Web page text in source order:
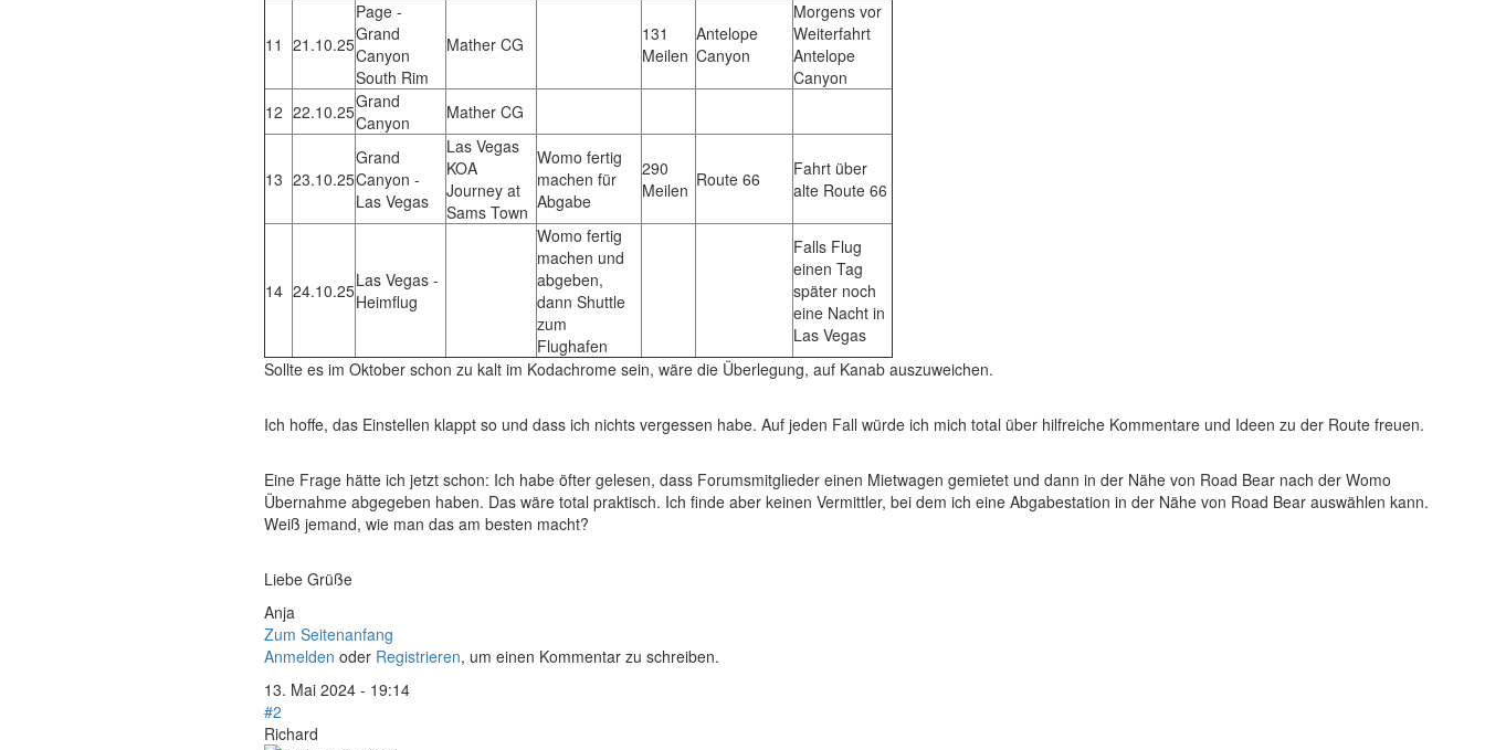
11 21.10.25
Page -
Grand
Canyon
South Rim
Mather CG
131
Meilen
Antelope
Canyon
Morgens vor
Weiterfahrt
Antelope
Canyon
12 22.10.25Grand
Canyon
Mather CG
13 23.10.25
Grand
Canyon -
Las Vegas
Las Vegas
KOA
Journey at
Sams Town
Womo fertig
machen für
Abgabe
290
Meilen Route 66
Fahrt über
alte Route 66
14 24.10.25Las Vegas -
Heimflug
Womo fertig
machen und
abgeben,
dann Shuttle
zum
Flughafen
Falls Flug
einen Tag
später noch
eine Nacht in
Las Vegas
Sollte es im Oktober schon zu kalt im Kodachrome sein, wäre die Überlegung, auf Kanab auszuweichen.
Ich hoffe, das Einstellen klappt so und dass ich nichts vergessen habe. Auf jeden Fall würde ich mich total über hilfreiche Kommentare und Ideen zu der Route freuen.
Eine Frage hätte ich jetzt schon: Ich habe öfter gelesen, dass Forumsmitglieder einen Mietwagen gemietet und dann in der Nähe von Road Bear nach der Womo
Übernahme abgegeben haben. Das wäre total praktisch. Ich finde aber keinen Vermittler, bei dem ich eine Abgabestation in der Nähe von Road Bear auswählen kann.
Weiß jemand, wie man das am besten macht?
Liebe Grüße
Anja
Zum Seitenanfang
Anmelden oder Registrieren, um einen Kommentar zu schreiben.
13. Mai 2024 - 19:14
#2
Richard